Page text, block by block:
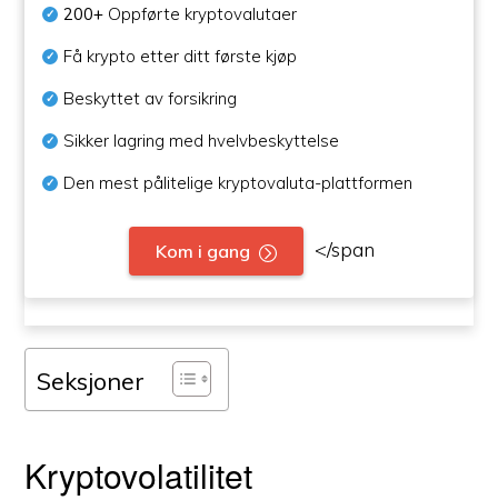
200+ Oppførte kryptovalutaer
Få krypto etter ditt første kjøp
Beskyttet av forsikring
Sikker lagring med hvelvbeskyttelse
Den mest pålitelige kryptovaluta-plattformen
Kom i gang </span
Seksjoner
Kryptovolatilitet